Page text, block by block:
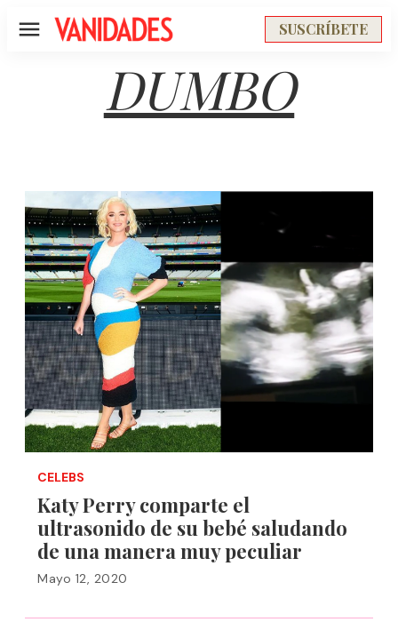
Menú SUSCRÍBETE
DUMBO
CELEBS
Katy Perry comparte el
ultrasonido de su bebé saludando
de una manera muy peculiar
Mayo 12, 2020